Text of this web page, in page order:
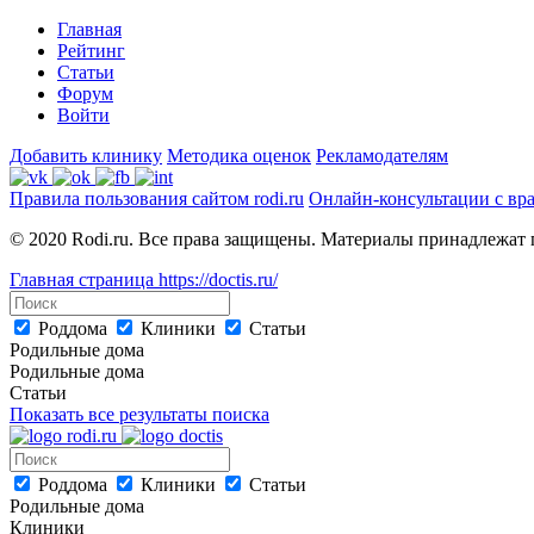
Главная
Рейтинг
Статьи
Форум
Войти
Добавить клинику Методика оценок Рекламодателям
Правила пользования сайтом rodi.ru Онлайн-консультации с
© 2020 Rodi.ru. Все права защищены. Материалы принадлежат
Главная страница https://doctis.ru/
Роддома Клиники
Статьи
Родильные дома
Родильные дома
Статьи
Показать все результаты поиска
Роддома Клиники
Статьи
Родильные дома
Клиники